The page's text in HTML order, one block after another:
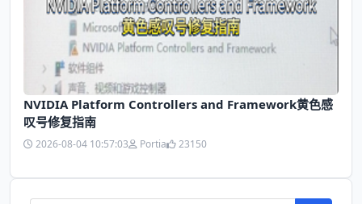
NVIDIA Platform Controllers and Framework黄色感
叹号修复指南
2026-08-04 10:57:03 Portia 23150